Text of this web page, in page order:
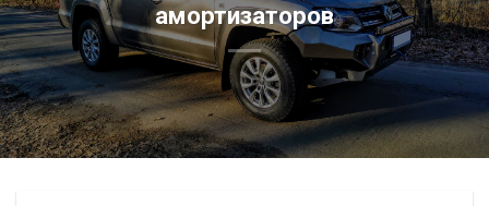
амортизаторов